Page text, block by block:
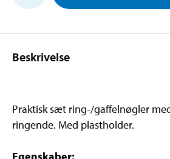
Beskrivelse
Praktisk sæt ring-/gaffelnøgler
ringende. Med plastholder.
Egenskaber: